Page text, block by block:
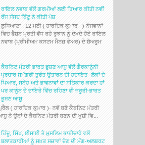
ਰਾਇਲ ਨਵਾਬ ਵੱਲੋਂ ਗਰਮੀਆਂ ਲਈ ਤਿਆਰ ਕੀਤੀ ਨਵੀਂ
ਰੇਂਜ ਸੰਸਦ ਬਿੱਟੂ ਨੇ ਕੀਤੀ ਪੇਸ਼
ਲੁਧਿਆਣਾ , 12 ਮਈ ( ਹਾਰਦਿਕ ਕੁਮਾਰ )-ਨੌਜਵਾਨਾਂ
ਵਿਚ ਫੈਸ਼ਨ ਪ੍ਰਤੀ ਵੱਧ ਰਹੇ ਰੁਝਾਨ ਨੂੰ ਦੇਖਦੇ ਹੋਏ ਰਾਇਲ
ਨਵਾਬ (ਪ੍ਰੀਮੀਅਮ ਕਸਟਮ ਮੈਨਜ਼ ਵੇਅਰ) ਦੇ ਸ਼ੋਅਰੂਮ
ਕੈਬਨਿਟ ਮੰਤਰੀ ਭਾਰਤ ਭੂਸ਼ਣ ਆਸ਼ੂ ਵੱਲੋਂ ਗੈਰਕਾਨੂੰਨੀ
ਪ੍ਰਚਾਰ ਸਮੱਗਰੀ ਤੁਰੰਤ ਉਤਾਰਨ ਦੀ ਹਦਾਇਤ -ਲੋਕਾਂ ਦੇ
ਪਿਆਰ, ਸਨੇਹ ਅਤੇ ਭਾਵਨਾਵਾਂ ਦਾ ਸਤਿਕਾਰ ਕਰਦਾ ਹਾਂ
ਪਰ ਕਾਨੂੰਨ ਦੇ ਦਾਇਰੇ ਵਿੱਚ ਰਹਿਣਾ ਵੀ ਜ਼ਰੂਰੀ-ਭਾਰਤ
ਭੂਸ਼ਣ ਆਸ਼ੂ
( ਹਾਰਦਿਕ ਕੁਮਾਰ )- ਨਵੇਂ ਬਣੇ ਕੈਬਨਿਟ ਮੰਤਰੀ
ਨੇ ਉਨਾਂ ਦੇ ਕੈਬਨਿਟ ਮੰਤਰੀ ਬਣਨ ਦੀ ਖੁਸ਼ੀ ਵਿ...
ਹਿੰਦੂ, ਸਿੱਖ, ਈਸਾਈ ਤੇ ਮੁਸਲਿਮ ਭਾਈਚਾਰੇ ਵਲੋਂ
ਬਲਾਤਕਾਰੀਆਂ ਨੂੰ ਸਖ਼ਤ ਸਜ਼ਾਵਾਂ ਦੇਣ ਦੀ ਮੰਗ-ਅਲਬਰਟ